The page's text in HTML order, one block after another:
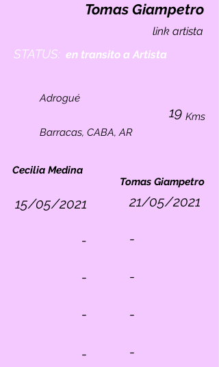
Adrogué
Barracas, CABA, AR
Kms
19
STATUS: en transito a Artista
Tomas Giampetro
link artista
Tomas Giampetro
Cecilia Medina
15/05/2021 21/05/2021
- -
- -
- -
- -